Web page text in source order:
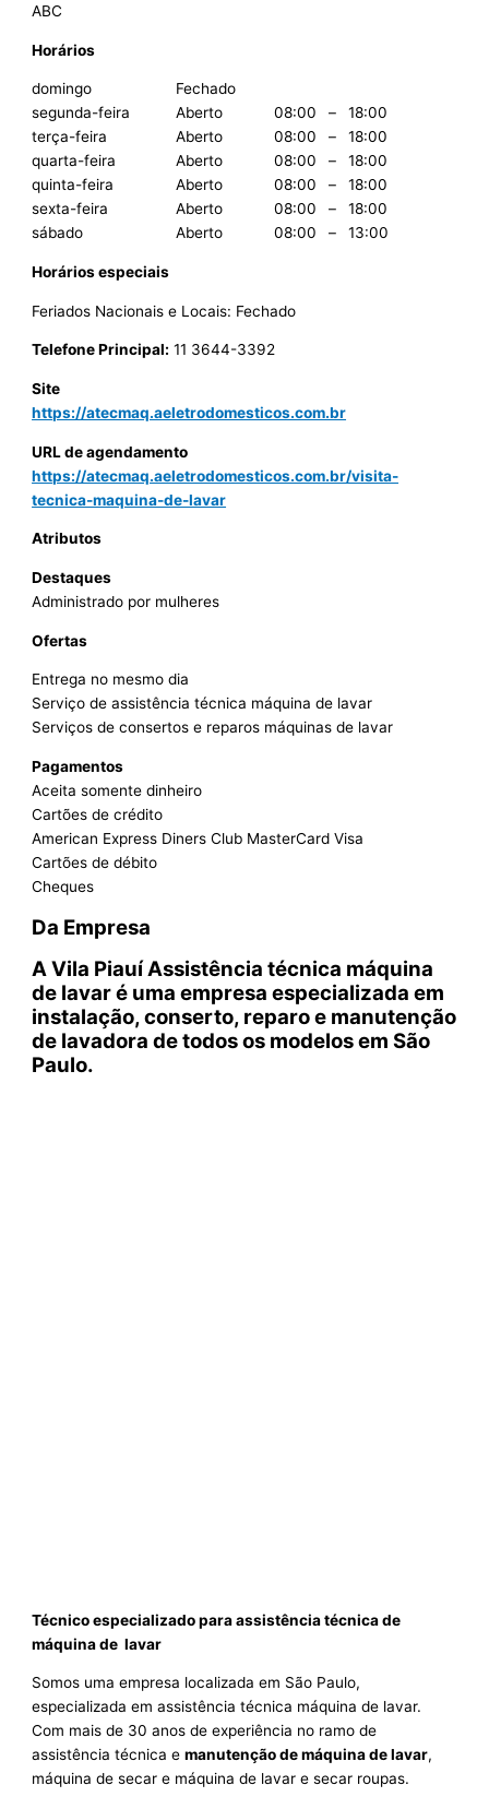
ABC
Horários
domingo
Fechado
segunda-feira
Aberto 08:00 –
18:00
terça-feira
Aberto 08:00 –
18:00
quarta-feira
Aberto 08:00 –
18:00
quinta-feira
Aberto 08:00 –
18:00
sexta-feira
Aberto 08:00 –
18:00
sábado
Aberto 08:00 – 13:00
Horários especiais
Feriados Nacionais e Locais: Fechado
Telefone Principal: 11 3644-3392
Site
https://atecmaq.aeletrodomesticos.com.br
URL de agendamento
https://atecmaq.aeletrodomesticos.com.br/visita-
tecnica-maquina-de-lavar
Atributos
Destaques
Administrado por mulheres
Ofertas
Entrega no mesmo dia
Serviço de assistência técnica máquina de lavar
Serviços de consertos e reparos máquinas de lavar
Pagamentos
Aceita somente dinheiro
Cartões de crédito
American Express Diners Club MasterCard Visa
Cartões de débito
Cheques
Da Empresa
A Vila Piauí Assistência técnica máquina
de lavar é uma empresa especializada em
instalação, conserto, reparo e manutenção
de lavadora de todos os modelos em São
Paulo.
Técnico especializado para assistência técnica de
máquina de lavar
Somos uma empresa localizada em São Paulo,
especializada em assistência técnica máquina de lavar.
Com mais de 30 anos de experiência no ramo de
assistência técnica emanutenção de máquina de lavar,
máquina de secar e máquina de lavar e secar roupas.